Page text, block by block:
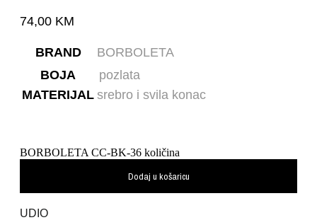
74,00 KM
BRAND
BORBOLETA
BOJA
pozlata
MATERIJAL srebro i svila konac
BORBOLETA CC-BK-36 količina
Dodaj u košaricu
UDIO